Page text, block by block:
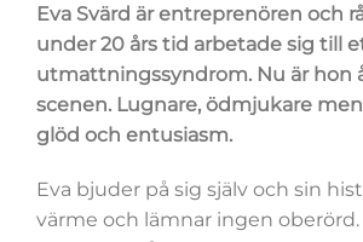
Eva Svärd är entreprenören och
under 20 års tid arbetade sig till
utmattningssyndrom. Nu är hon
scenen. Lugnare, ödmjukare
glöd och entusiasm.
Eva bjuder på sig själv och sin
värme och lämnar ingen